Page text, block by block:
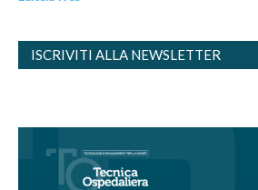
ISCRIVITI ALLA NEWSLETTER